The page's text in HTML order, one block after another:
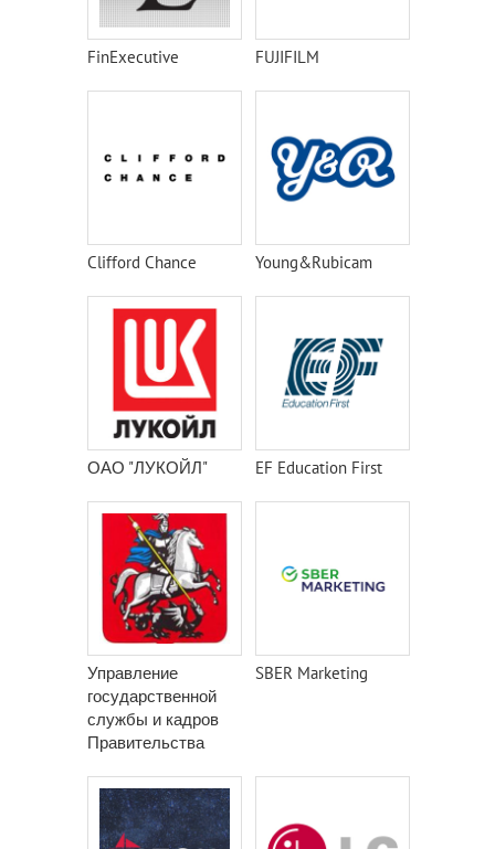
FinExecutive FUJIFILM
Clifford Chance Young&Rubicam
ОАО "ЛУКОЙЛ" EF Education First
Управление
государственной
службы и кадров
Правительства
SBER Marketing